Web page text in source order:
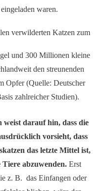
waren.
verwilderten Katzen zum
und 300 Millionen kleine
den streunenden
Opfer (Quelle: Deutscher
zahlreicher Studien).
weist darauf hin, dass die
vorsieht, dass
das letzte Mittel ist,
abzuwenden. Erst
z. B. das Einfangen oder